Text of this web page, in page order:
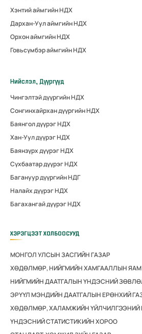
Хэнтий аймгийн НДХ
Дархан-Уул аймгийн НДХ
Орхон аймгийн НДХ
Говьсүмбэр аймгийн НДХ
Нийслэл, Дүүргүүд
Чингэлтэй дүүргийн НДХ
Сонгинхайрхан дүүргийн НДХ
Баянгол дүүрэг НДХ
Хан-Уул дүүрэг НДХ
Баянзүрх дүүрэг НДХ
Сүхбаатар дүүрэг НДХ
Багануур дүүргийн НДГ
Налайх дүүрэг НДХ
Багахангай дүүрэг НДХ
ХЭРЭГЦЭЭТ ХОЛБООСУУД
МОНГОЛ УЛСЫН ЗАСГИЙН ГАЗАР
ХӨДӨЛМӨР, НИЙГМИЙН ХАМГААЛЛЫН ЯАМ
НИЙГМИЙН ДААТГАЛЫН ҮНДЭСНИЙ
ЭРҮҮЛ МЭНДИЙН ДААТГАЛЫН ЕРӨНХИЙ
ХӨДӨЛМӨР, ХАЛАМЖИЙН ҮЙЛЧИЛГЭЭНИЙ
ҮНДЭСНИЙ СТАТИСТИКИЙН ХОРОО